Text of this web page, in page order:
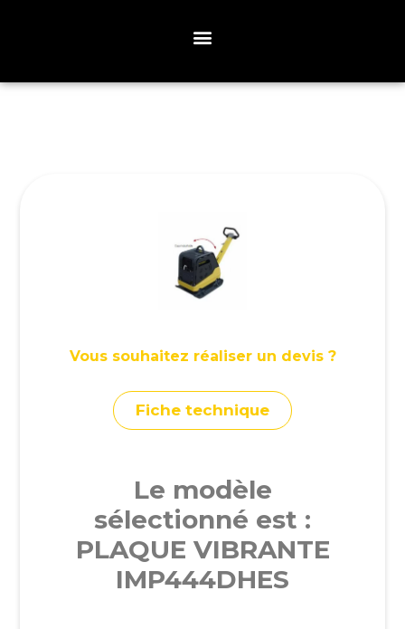
Vous souhaitez réaliser un devis ?
Fiche technique
Le modèle
sélectionné est :
PLAQUE VIBRANTE
IMP444DHES